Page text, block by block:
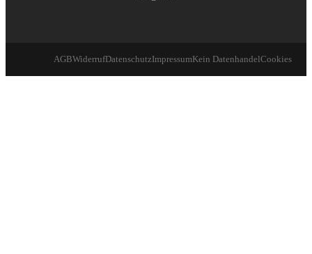
AGBWiderrufDatenschutzImpressumKein DatenhandelCookies